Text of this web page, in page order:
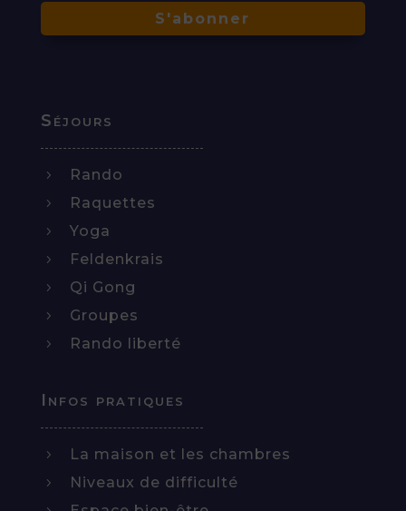
S'abonner
Séjours
5 Rando
5 Raquettes
5 Yoga
5 Feldenkrais
5 Qi Gong
5 Groupes
5 Rando liberté
Infos pratiques
5 La maison et les chambres
5 Niveaux de difficulté